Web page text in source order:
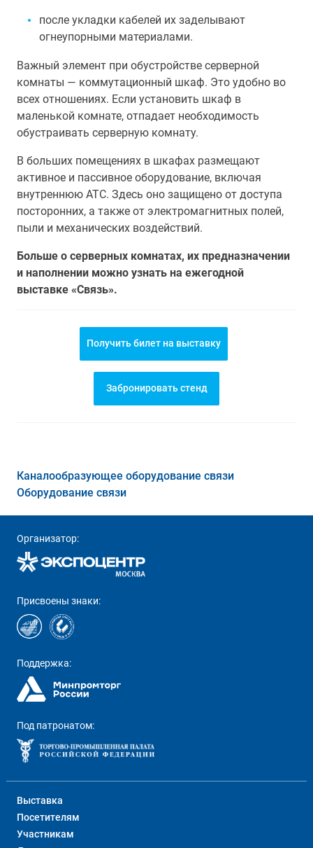
после укладки кабелей их заделывают
огнеупорными материалами.
Важный элемент при обустройстве серверной
комнаты — коммутационный шкаф. Это удобно во
всех отношениях. Если установить шкаф в
маленькой комнате, отпадает необходимость
обустраивать серверную комнату.
В больших помещениях в шкафах размещают
активное и пассивное оборудование, включая
внутреннюю АТС. Здесь оно защищено от доступа
посторонних, а также от электромагнитных полей,
пыли и механических воздействий.
Больше о серверных комнатах, их предназначении
и наполнении можно узнать на ежегодной
выставке «Связь».
Получить билет на выставку
Забронировать стенд
Каналообразующее оборудование связи
Оборудование связи
Организатор:
Присвоены знаки:
Поддержка:
Под патронатом:
Выставка
Посетителям
Участникам